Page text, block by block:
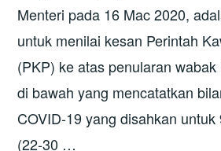
Menteri pada 16 Mac 2020,
untuk menilai kesan Perintah
(PKP) ke atas penularan
di bawah yang mencatatkan
COVID-19 yang disahkan
(22-30 …